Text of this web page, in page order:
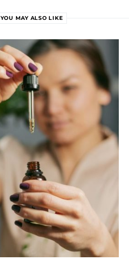
YOU MAY ALSO LIKE